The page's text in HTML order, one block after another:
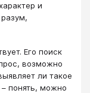
и
Его поиск
возможно
ли такое
понять, можно